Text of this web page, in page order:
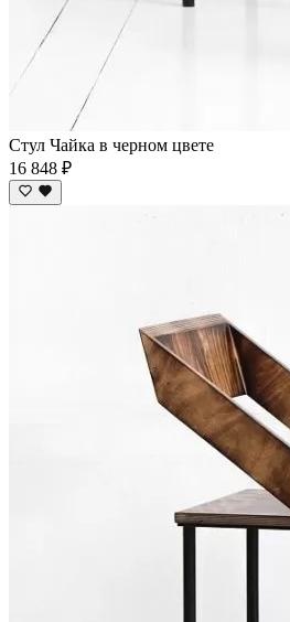
Стул Чайка в черном цвете
16 848 ₽